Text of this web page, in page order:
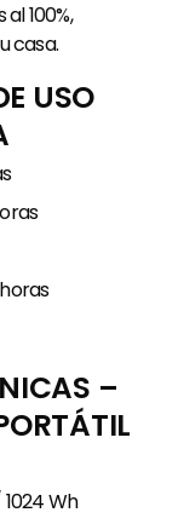
100%,
casa.
USO
–
Wh